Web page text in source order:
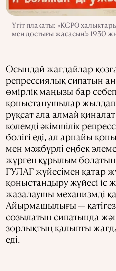
Үгіт плакаты: «КСРО
мен достығы жасасын!» 1930
Осындай жағдайлар
репрессиялық сипатын
өмірлік маңызы бар
қоныстанушылар жылдап
рұқсат ала алмай
көлемді әкімшілік
бөлігі еді, ал арнайы
мен мәжбүрлі еңбек
жүрген құрылым
ГУЛАГ жүйесімен қатар
қоныстандыру жүйесі іс
жазалаушы механизмді
Айырмашылығы —
созылатын сипатында
зорлықтың қалыпты
еді.